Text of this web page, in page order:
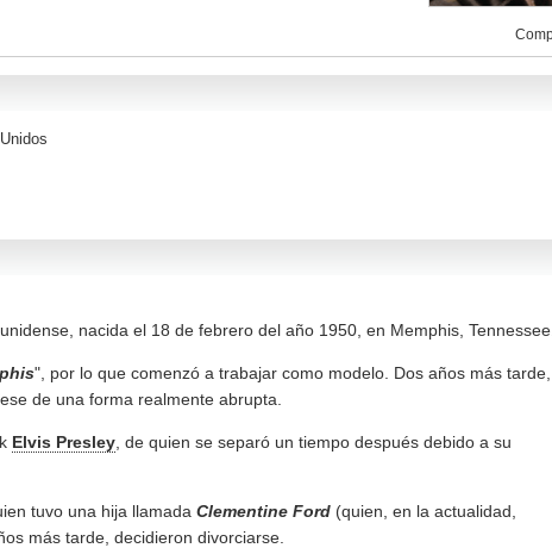
nacida el 18 de febrero del año 1950, en Memphis, Tennessee.
", por lo que comenzó a trabajar como modelo. Dos años más tarde,
de una forma realmente abrupta.
Elvis Presley , de quien se separó un tiempo después debido a su
tuvo una hija llamada Clementine Ford (quien, en la actualidad,
más tarde, decidieron divorciarse.